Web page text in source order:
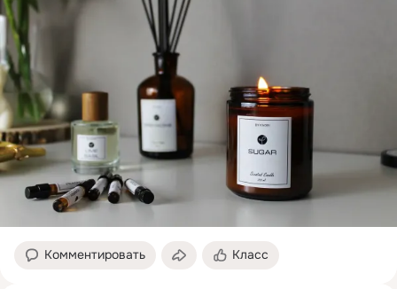
Комментировать Класс